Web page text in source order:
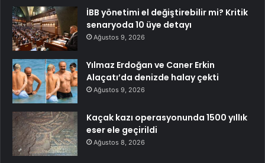
İBB yönetimi el değiştirebilir mi? Kritik
senaryoda 10 üye detayı
Ağustos 9, 2026
Yılmaz Erdoğan ve Caner Erkin
Alaçatı’da denizde halay çekti
Ağustos 9, 2026
Kaçak kazı operasyonunda 1500 yıllık
eser ele geçirildi
Ağustos 8, 2026